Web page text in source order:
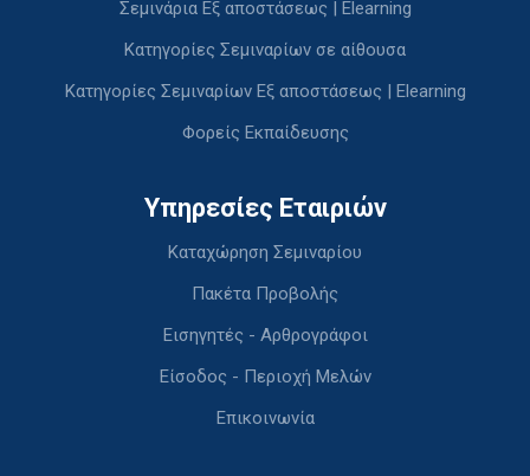
Σεμινάρια Εξ αποστάσεως | Elearning
Κατηγορίες Σεμιναρίων σε αίθουσα
Κατηγορίες Σεμιναρίων Εξ αποστάσεως | Elearning
Φορείς Εκπαίδευσης
Υπηρεσίες Εταιριών
Καταχώρηση Σεμιναρίου
Πακέτα Προβολής
Εισηγητές - Αρθρογράφοι
Είσοδος - Περιοχή Μελών
Επικοινωνία